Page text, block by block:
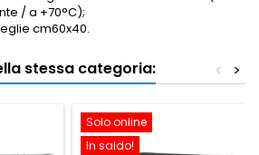
/ a +70°C);
cm60x40.
stessa categoria: >
<
Solo online
In saldo!